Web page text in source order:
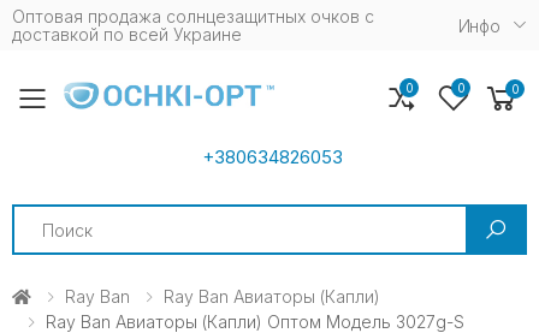
Оптовая продажа солнцезащитных очков c
доставкой по всей Украине
Инфо
Toggle mobile menu
+380634826053
Search
0 0 0
Ray Ban
Ray Ban Авиаторы (капли)
Ray Ban Авиаторы (капли) Оптом Модель 3027g-S